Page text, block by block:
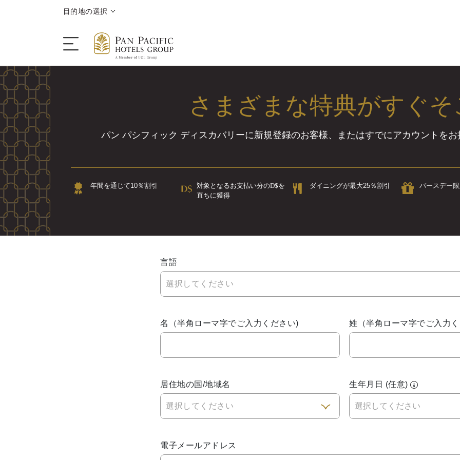
目的地の選択
ご滞在
目的地情報
キャンペーン
会議＆イベント
お祝い
パン パシフィック ディスカバ
さまざまな特典がすぐそ
パン パシフィック ディスカバリーに新規登録のお客様、またはすでにアカウントを
年間を通じて10％割引
対象となるお支払い分のD$を
直ちに獲得
ダイニングが最大25％割引 バースデー
言語
選択してください
名（半角ローマ字でご入力ください) 姓（半角ローマ字でご入力
居住地の国/地域名
選択してください
生年月日 (任意)
電子メールアドレス